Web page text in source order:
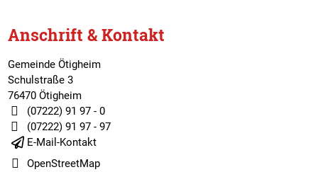
Anschrift & Kontakt
Gemeinde Ötigheim
Schulstraße 3
76470 Ötigheim
(07222) 91 97 - 0
(07222) 91 97 - 97
E-Mail-Kontakt
OpenStreetMap